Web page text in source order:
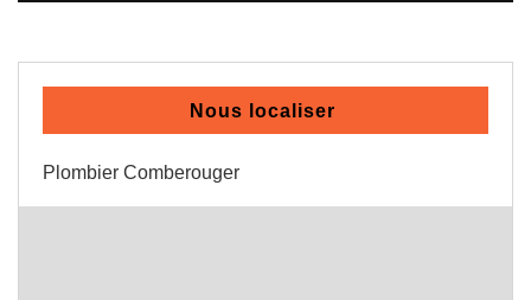
Nous localiser
Plombier Comberouger